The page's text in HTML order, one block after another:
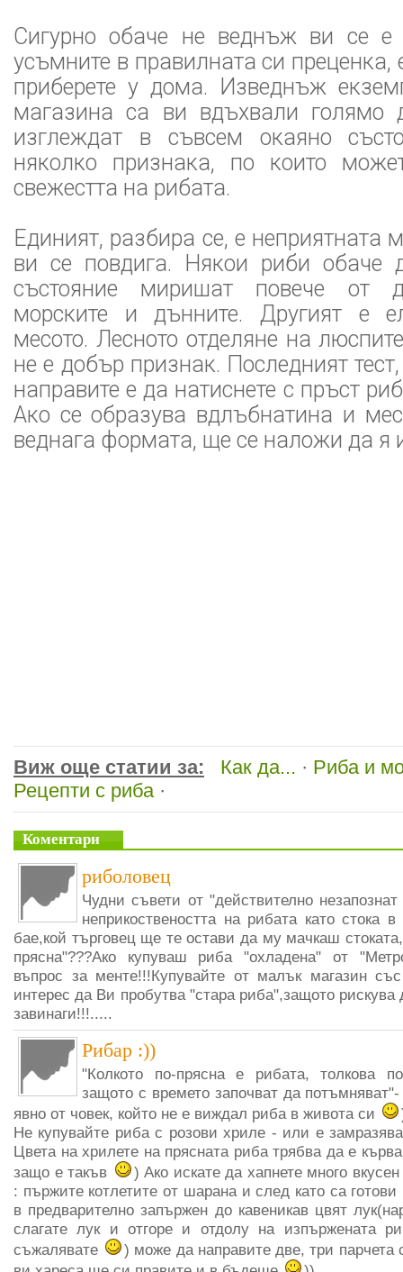
Сигурно обаче не веднъж ви се е
усъмните в правилната си преценка,
приберете у дома. Изведнъж
магазина са ви вдъхвали голямо
изглеждат в съвсем окаяно
няколко признака, по които
свежестта на рибата.
Единият, разбира се, е неприятната
ви се повдига. Някои риби обаче
състояние миришат повече от
морските и дънните. Другият е
месото. Лесното отделяне на
не е добър признак. Последният
направите е да натиснете с пръст
Ако се образува вдлъбнатина и
веднага формата, ще се наложи да я
Виж още статии за: Как да... · Риба и
Рецепти с риба·
Коментари
риболовец
Чудни съвети от "действително
неприкоствеността на рибата като стока
бае,кой търговец ще те остави да му мачкаш
прясна"???Ако купуваш риба "охладена" от
въпрос за менте!!!Купувайте от малък магазин
интерес да Ви пробутва "стара риба",защото рискува
завинаги!!!.....
Рибар :))
"Колкото по-прясна е рибата, толкова
защотo с времето започват да
явно от човек, който не е виждал риба в живота си
Не купувайте риба с розови хриле - или е
Цвета на хрилете на прясната риба трябва да е
защо е такъв
) Ако искате да хапнете много
: пържите котлетите от шарана и след като са
в предварително запържен до кавеникав цвят
слагате лук и отгоре и отдолу на изпържената
съжалявате
) може да направите две, три парчета